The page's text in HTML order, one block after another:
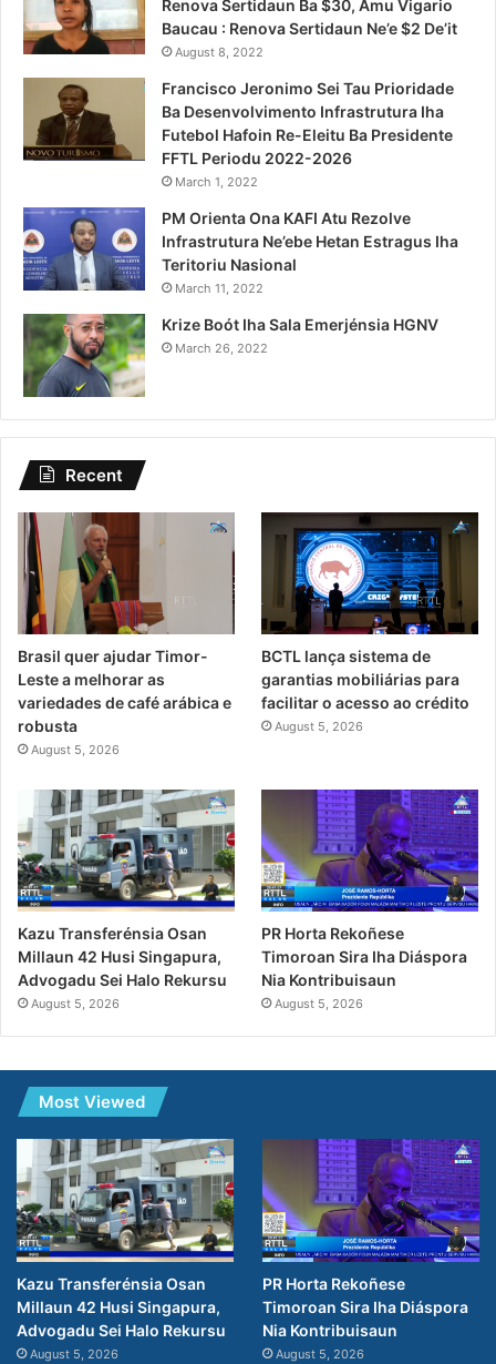
Renova Sertidaun Ba $30, Amu Vigario
Baucau : Renova Sertidaun Ne’e $2 De’it
August 8, 2022
Francisco Jeronimo Sei Tau Prioridade
Ba Desenvolvimento Infrastrutura Iha
Futebol Hafoin Re-Eleitu Ba Presidente
FFTL Periodu 2022-2026
March 1, 2022
PM Orienta Ona KAFI Atu Rezolve
Infrastrutura Ne’ebe Hetan Estragus Iha
Teritoriu Nasional
March 11, 2022
Krize Boót Iha Sala Emerjénsia HGNV
March 26, 2022
Recent
Brasil quer ajudar Timor-
Leste a melhorar as
variedades de café arábica e
robusta
August 5, 2026
BCTL lança sistema de
garantias mobiliárias para
facilitar o acesso ao crédito
August 5, 2026
Kazu Transferénsia Osan
Millaun 42 Husi Singapura,
Advogadu Sei Halo Rekursu
August 5, 2026
PR Horta Rekoñese
Timoroan Sira Iha Diáspora
Nia Kontribuisaun
August 5, 2026
Most Viewed
Kazu Transferénsia Osan
Millaun 42 Husi Singapura,
Advogadu Sei Halo Rekursu
August 5, 2026
PR Horta Rekoñese
Timoroan Sira Iha Diáspora
Nia Kontribuisaun
August 5, 2026